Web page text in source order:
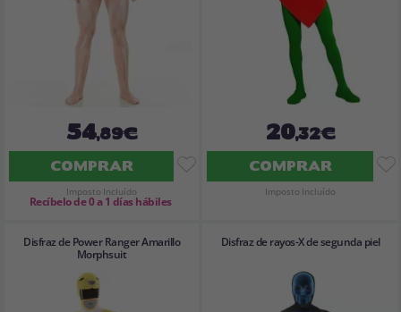
54,89€
COMPRAR
Imposto Incluído
Recíbelo de 0 a 1 días hábiles
20,32€
COMPRAR
Imposto Incluído
Disfraz de Power Ranger Amarillo
Morphsuit
Disfraz de rayos-X de segunda piel